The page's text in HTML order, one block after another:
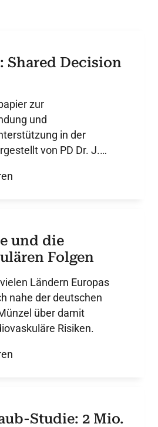
Shared Decision
zur
und
in der
von PD Dr. J.
und die
Folgen
Ländern Europas
nahe der deutschen
über damit
Risiken.
Studie: 2 Mio.